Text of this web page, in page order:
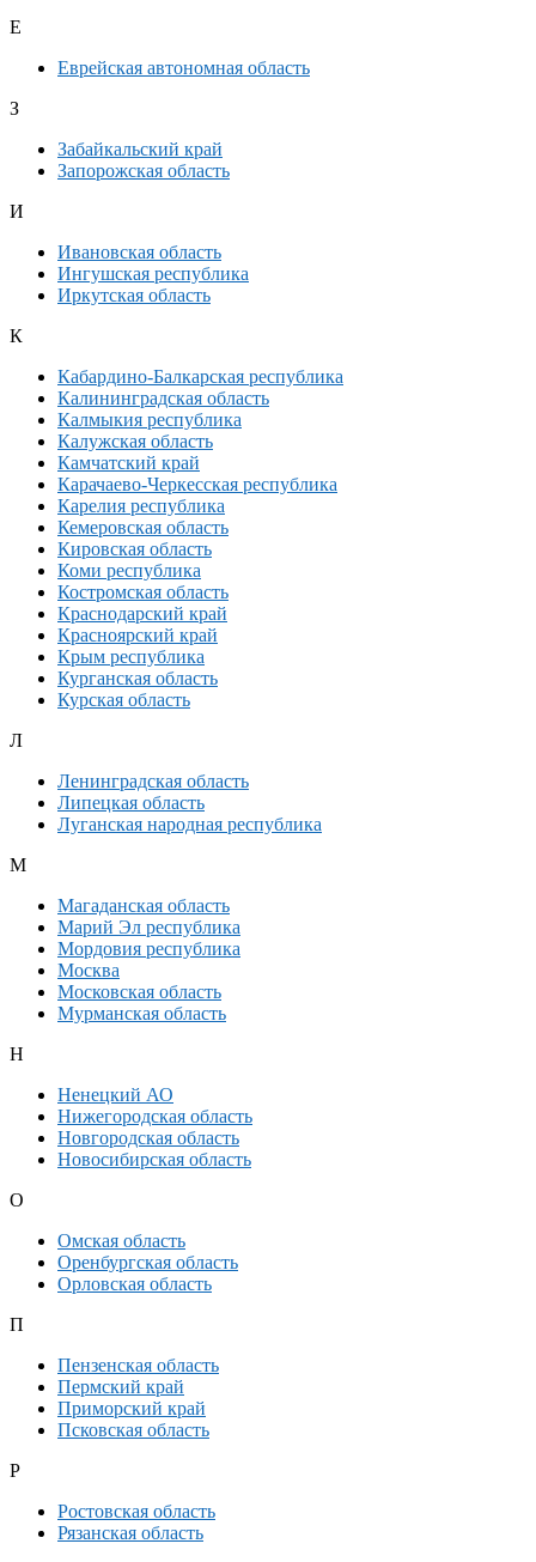
Е
Еврейская автономная область
З
Забайкальский край
Запорожская область
И
Ивановская область
Ингушская республика
Иркутская область
К
Кабардино-Балкарская республика
Калининградская область
Калмыкия республика
Калужская область
Камчатский край
Карачаево-Черкесская республика
Карелия республика
Кемеровская область
Кировская область
Коми республика
Костромская область
Краснодарский край
Красноярский край
Крым республика
Курганская область
Курская область
Л
Ленинградская область
Липецкая область
Луганская народная республика
М
Магаданская область
Марий Эл республика
Мордовия республика
Москва
Московская область
Мурманская область
Н
Ненецкий АО
Нижегородская область
Новгородская область
Новосибирская область
О
Омская область
Оренбургская область
Орловская область
П
Пензенская область
Пермский край
Приморский край
Псковская область
Р
Ростовская область
Рязанская область